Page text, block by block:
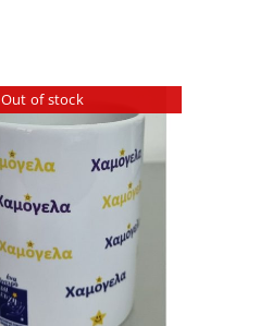
Out of stock